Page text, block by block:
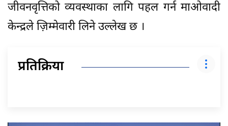
जीवनवृत्तिको व्यवस्थाका लागि पहल गर्न माओवादी
केन्द्रले ज़िम्मेवारी लिने उल्लेख छ ।
प्रतिक्रिया